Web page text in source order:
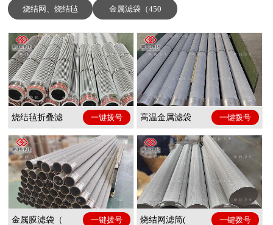
烧结网、烧结毡 金属滤袋（450
烧结毡折叠滤 一键拨号 高温金属滤袋 一键拨号
金属膜滤袋（ 一键拨号 烧结网滤筒( 一键拨号